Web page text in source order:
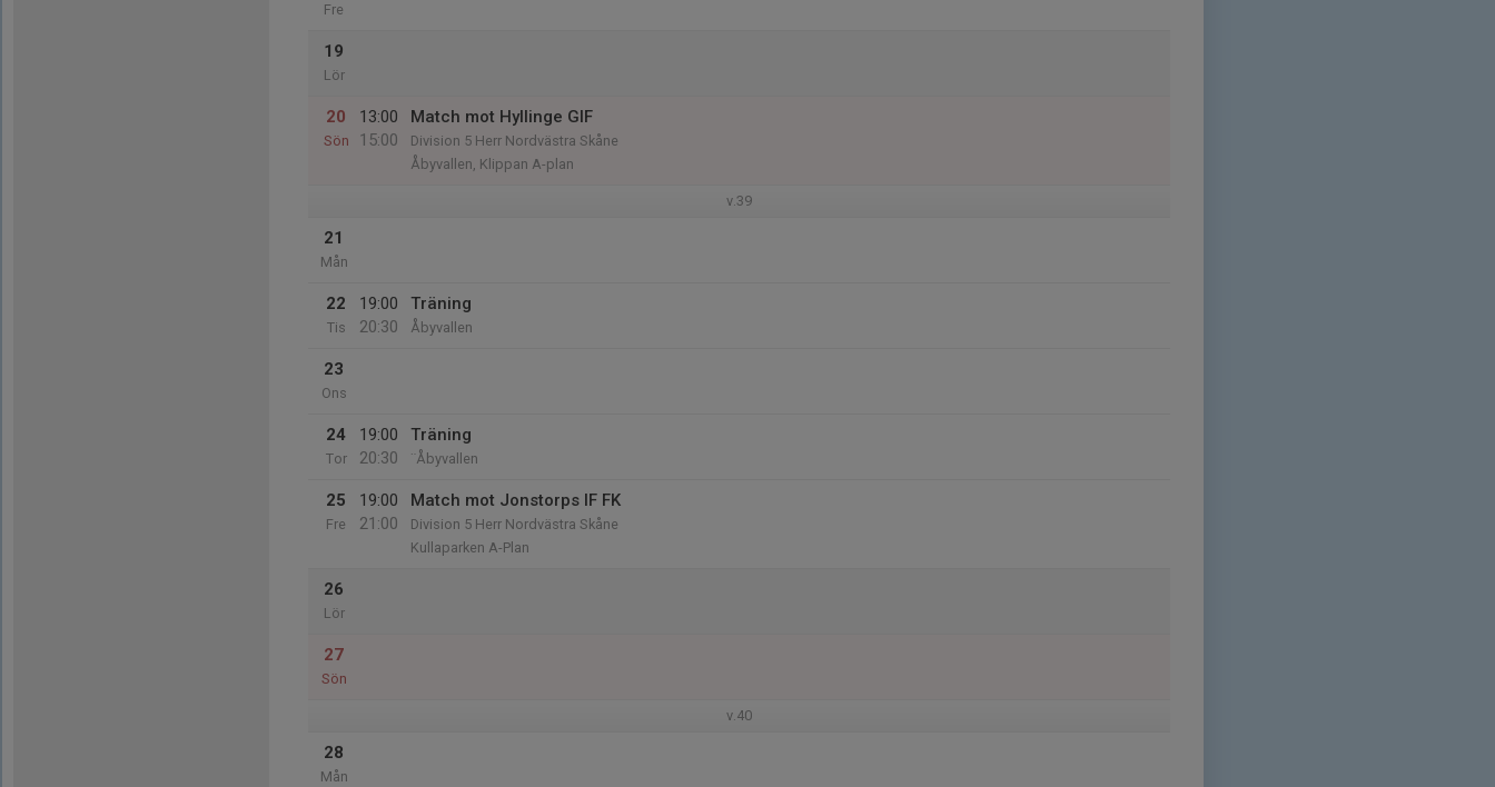
Fre
19
Lör
20
Sön
13:00
15:00
Match mot Hyllinge GIF
Division 5 Herr Nordvästra Skåne
Åbyvallen, Klippan A-plan
v.39
21
Mån
22
Tis
19:00
20:30
Träning
Åbyvallen
23
Ons
24
Tor
19:00
20:30
Träning
¨Åbyvallen
25
Fre
19:00
21:00
Match mot Jonstorps IF FK
Division 5 Herr Nordvästra Skåne
Kullaparken A-Plan
26
Lör
27
Sön
v.40
28
Mån